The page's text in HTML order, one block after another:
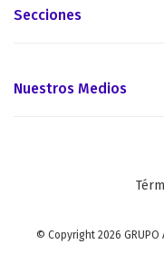
Secciones
Nuestros Medios
© Copyright 2026 GRUPO